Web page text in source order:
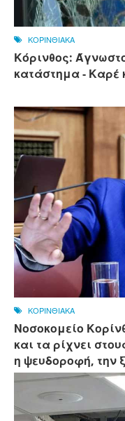
ΚΟΡΙΝΘΙΑΚΑ
Κόρινθος:
κατάστημα - Καρέ
ΚΟΡΙΝΘΙΑΚΑ
Νοσοκομείο
και τα ρίχνει
η ψευδοροφή, την